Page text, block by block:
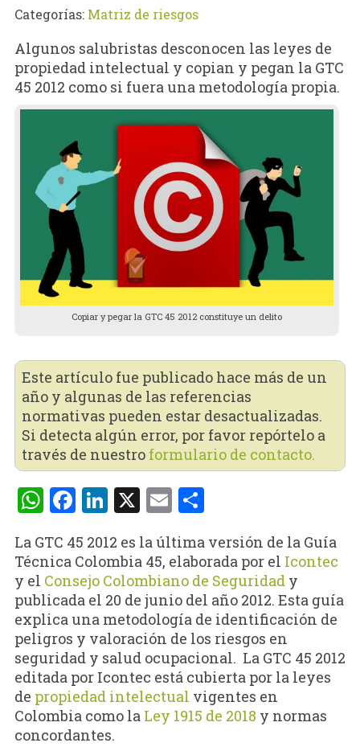
Categorías: Matriz de riesgos
Algunos salubristas desconocen las leyes de
propiedad intelectual y copian y pegan la GTC
45 2012 como si fuera una metodología propia.
Copiar y pegar la GTC 45 2012 constituye un delito
Este artículo fue publicado hace más de un
año y algunas de las referencias
normativas pueden estar desactualizadas.
Si detecta algún error, por favor repórtelo a
través de nuestro formulario de contacto.
WhatsApp
Facebook
LinkedIn
X EmailCompartir
La GTC 45 2012 es la última versión de la Guía
Técnica Colombia 45, elaborada por el Icontec
y el Consejo Colombiano de Seguridady
publicada el 20 de junio del año 2012. Esta guía
explica una metodología de identificación de
peligros y valoración de los riesgos en
seguridad y salud ocupacional. La GTC 45 2012
editada por Icontec está cubierta por la leyes
de propiedad intelectual vigentes en
Colombia como la Ley 1915 de 2018 y normas
concordantes.